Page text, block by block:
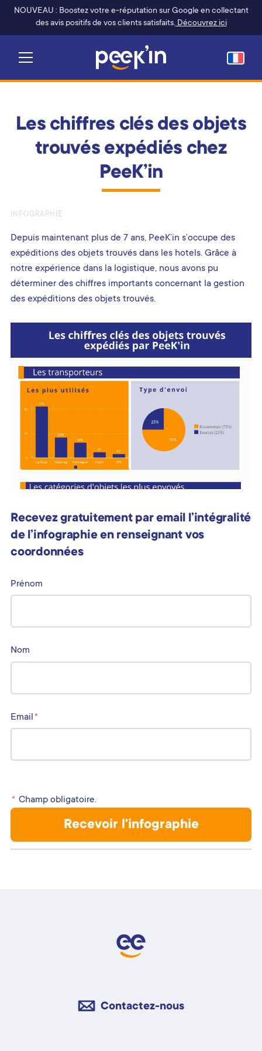
NOUVEAU : Boostez votre e-réputation sur Google en collectant
des avis positifs de vos clients satisfaits. Découvrez ici
Les chiffres clés des objets
trouvés expédiés chez
PeeK’in
INFOGRAPHIE
Depuis maintenant plus de 7 ans, PeeK’in s’occupe des
expéditions des objets trouvés dans les hotels. Grâce à
notre expérience dans la logistique, nous avons pu
déterminer des chiffres importants concernant la gestion
des expéditions des objets trouvés.
Recevez gratuitement par email l’intégralité
de l’infographie en renseignant vos
coordonnées
Prénom
Nom
Email*
* Champ obligatoire.
Contactez-nous